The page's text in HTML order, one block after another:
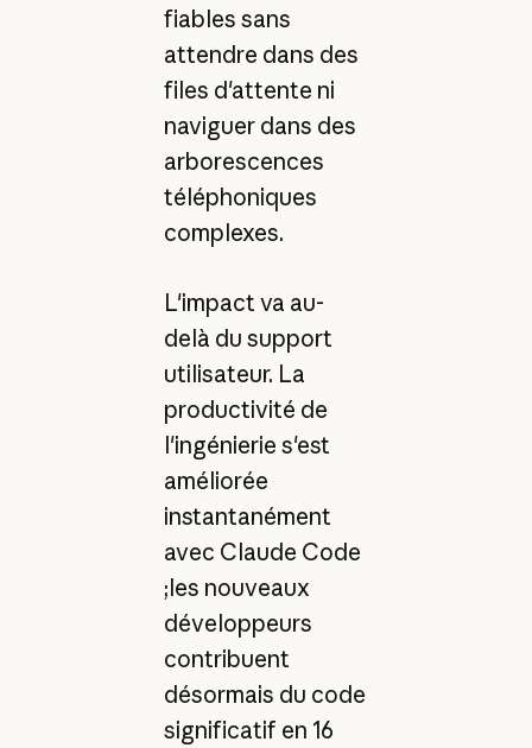
fiables sans
attendre dans des
files d'attente ni
naviguer dans des
arborescences
téléphoniques
complexes.
L'impact va au-
delà du support
utilisateur. La
productivité de
l'ingénierie s'est
améliorée
instantanément
avec Claude Code
;les nouveaux
développeurs
contribuent
désormais du code
significatif en 16